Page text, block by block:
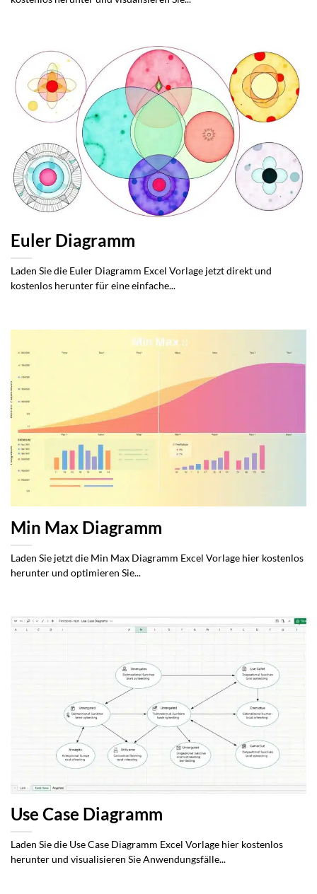
Euler Diagramm
Laden Sie die Euler Diagramm Excel Vorlage jetzt direkt und
kostenlos herunter für eine einfache...
Min Max Diagramm
Laden Sie jetzt die Min Max Diagramm Excel Vorlage hier kostenlos
herunter und optimieren Sie...
Use Case Diagramm
Laden Sie die Use Case Diagramm Excel Vorlage hier kostenlos
herunter und visualisieren Sie Anwendungsfälle...